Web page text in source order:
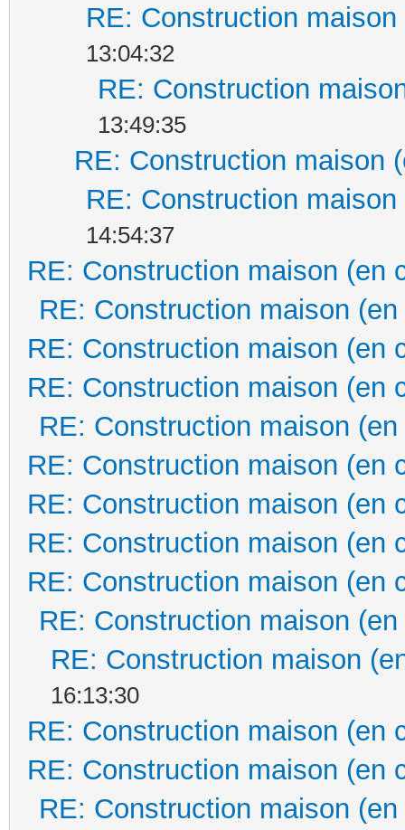
RE: Construction
13:04:32
RE: Construction
13:49:35
RE: Construction maison
RE: Construction
14:54:37
RE: Construction maison (en
RE: Construction maison
RE: Construction maison (en
RE: Construction maison (en
RE: Construction maison
RE: Construction maison (en
RE: Construction maison (en
RE: Construction maison (en
RE: Construction maison (en
RE: Construction maison
RE: Construction maison
16:13:30
RE: Construction maison (en
RE: Construction maison (en
RE: Construction maison